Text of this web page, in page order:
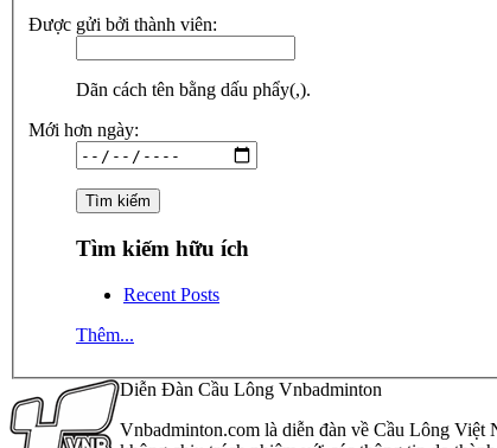
Được gửi bởi thành viên:
Dãn cách tên bằng dấu phẩy(,).
Mới hơn ngày:
Tìm kiếm hữu ích
Recent Posts
Thêm...
Diễn Đàn Cầu Lông Vnbadminton
Vnbadminton.com là diễn đàn về Cầu Lông Việt